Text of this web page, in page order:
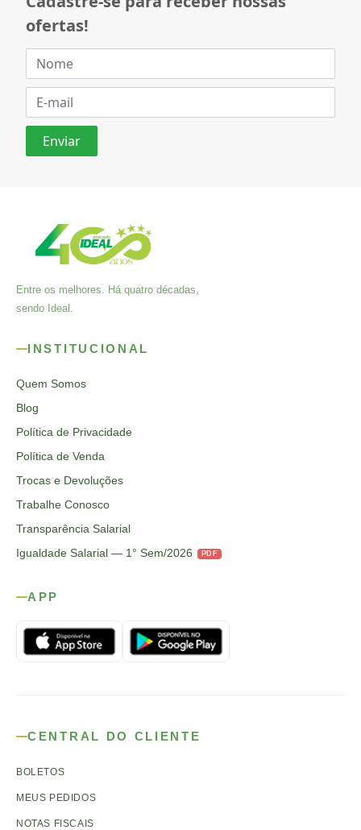
ofertas!
Entre os melhores. Há quatro décadas,
sendo Ideal.
INSTITUCIONAL
Quem Somos
Blog
Política de Privacidade
Política de Venda
Trocas e Devoluções
Trabalhe Conosco
Transparência Salarial
Igualdade Salarial — 1° Sem/2026
PDF
APP
CENTRAL DO CLIENTE
BOLETOS
MEUS PEDIDOS
NOTAS FISCAIS